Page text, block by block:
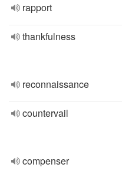
rapport
thankfulness
reconnaissance
countervail
compenser